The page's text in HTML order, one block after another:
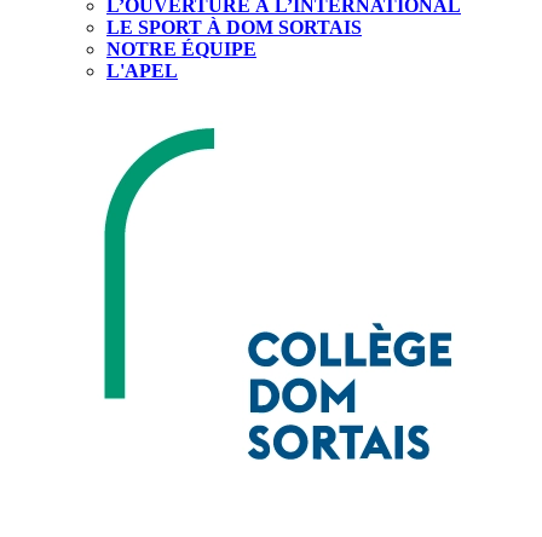
L’OUVERTURE À L’INTERNATIONAL
LE SPORT À DOM SORTAIS
NOTRE ÉQUIPE
L'APEL